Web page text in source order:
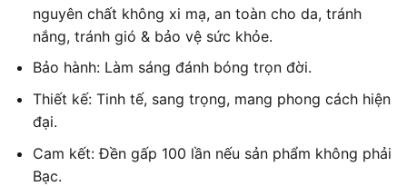
nguyên chất không xi mạ, an toàn cho da, tránh
nắng, tránh gió & bảo vệ sức khỏe.
Bảo hành: Làm sáng đánh bóng trọn đời.
Thiết kế: Tinh tế, sang trọng, mang phong cách hiện
đại.
Cam kết: Đền gấp 100 lần nếu sản phẩm không phải
Bạc.